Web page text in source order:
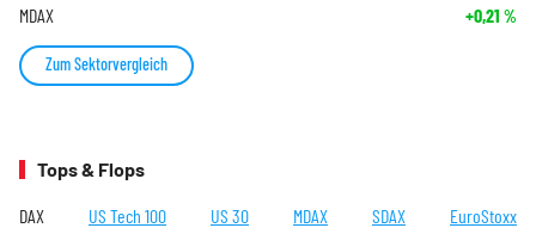
MDAX +0,21 %
Zum Sektorvergleich
Tops & Flops
DAX US Tech 100 US 30 MDAX SDAX EuroStoxx